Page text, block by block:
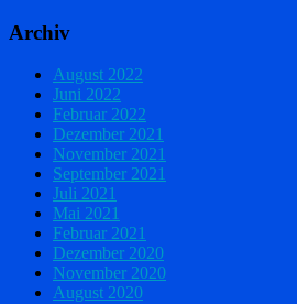
Archiv
August 2022
Juni 2022
Februar 2022
Dezember 2021
November 2021
September 2021
Juli 2021
Mai 2021
Februar 2021
Dezember 2020
November 2020
August 2020